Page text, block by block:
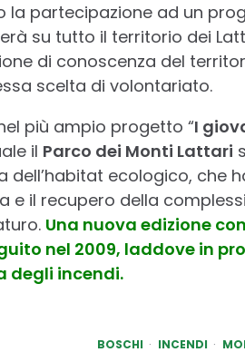
la partecipazione ad un
su tutto il territorio dei
di conoscenza del
scelta di volontariato.
più ampio progetto “I
il Parco dei Monti Lattari
dell’habitat ecologico, che
e il recupero della
Una nuova edizione
nel 2009, laddove in
degli incendi.
BOSCHI INCENDI